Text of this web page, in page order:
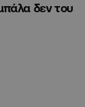
δεν του